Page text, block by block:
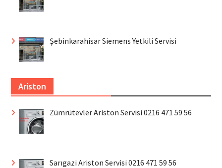
Şebinkarahisar Siemens Yetkili Servisi
Ariston
Zümrütevler Ariston Servisi 0216 471 59 56
Sarıgazi Ariston Servisi 0216 471 59 56